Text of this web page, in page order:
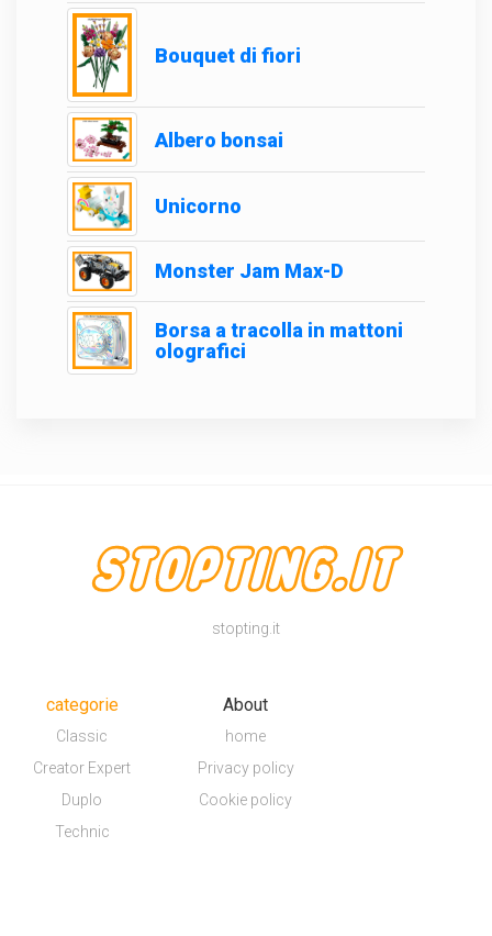
Bouquet di fiori
Albero bonsai
Unicorno
Monster Jam Max-D
Borsa a tracolla in mattoni
olografici
stopting.it
categorie
Classic
Creator Expert
Duplo
Technic
About
home
Privacy policy
Cookie policy